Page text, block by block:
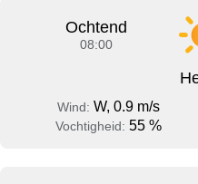
Ochtend
08:00
Wind: W, 0.9 m/s
Vochtigheid: 55 %